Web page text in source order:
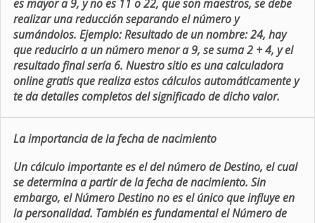
es mayor a 9, y no es 11 o 22, que son maestros, se debe
realizar una reducción separando el número y
sumándolos. Ejemplo: Resultado de un nombre: 24, hay
que reducirlo a un número menor a 9, se suma 2 + 4, y el
resultado final sería 6. Nuestro sitio es una calculadora
online gratis que realiza estos cálculos automáticamente y
te da detalles completos del significado de dicho valor.
La importancia de la fecha de nacimiento
Un cálculo importante es el del número de Destino, el cual
se determina a partir de la fecha de nacimiento. Sin
embargo, el Número Destino no es el único que influye en
la personalidad. También es fundamental el Número de